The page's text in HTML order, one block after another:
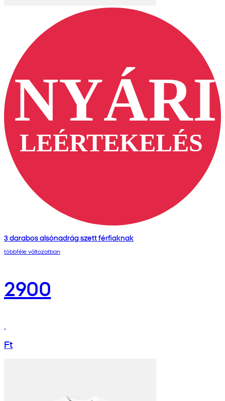
3 darabos alsónadrág szett férfiaknak
többféle változatban
2900
Ft